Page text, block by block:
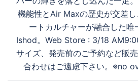
機能性とAir Maxの歴史が交差
ートカルチャーが融合した
Ishod。Web Store : 3/18
サイズ、発売前のご予約など販
合わせはご遠慮下さい。※no